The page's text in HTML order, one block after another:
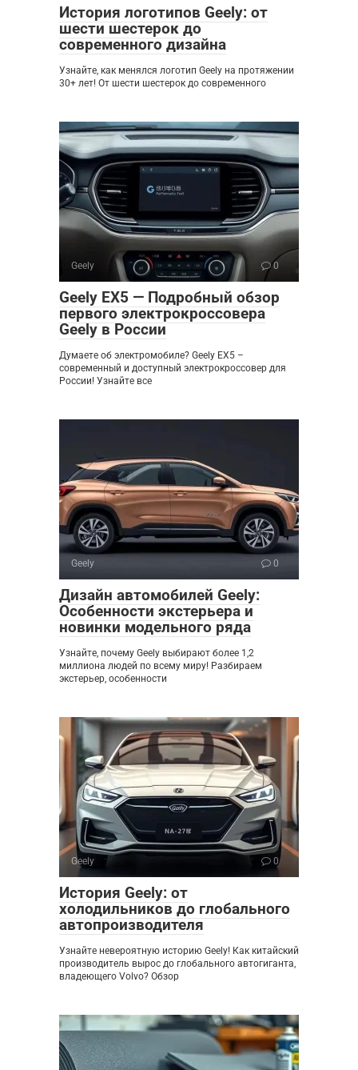
История логотипов Geely: от
шести шестерок до
современного дизайна
Узнайте, как менялся логотип Geely на протяжении
30+ лет! От шести шестерок до современного
Geely 0
Geely EX5 — Подробный обзор
первого электрокроссовера
Geely в России
Думаете об электромобиле? Geely EX5 –
современный и доступный электрокроссовер для
России! Узнайте все
Geely 0
Дизайн автомобилей Geely:
Особенности экстерьера и
новинки модельного ряда
Узнайте, почему Geely выбирают более 1,2
миллиона людей по всему миру! Разбираем
экстерьер, особенности
Geely 0
История Geely: от
холодильников до глобального
автопроизводителя
Узнайте невероятную историю Geely! Как китайский
производитель вырос до глобального автогиганта,
владеющего Volvo? Обзор